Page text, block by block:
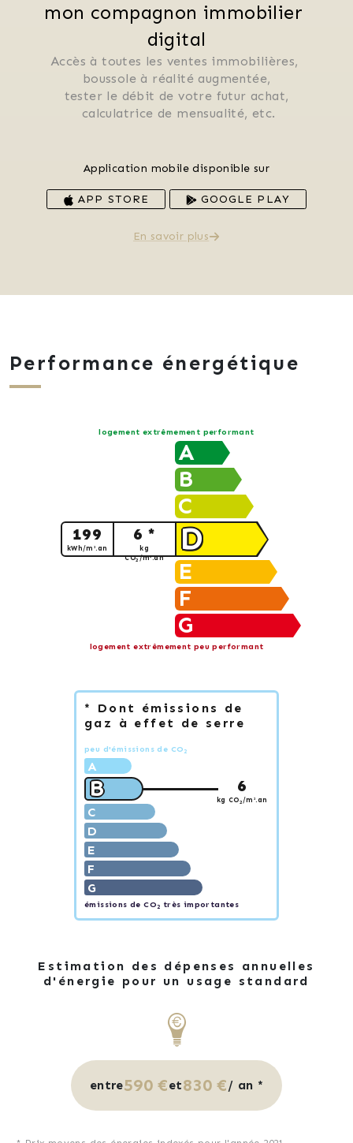
mon compagnon immobilier
digital
Accès à toutes les ventes immobilières,
boussole à réalité augmentée,
tester le débit de votre futur achat,
calculatrice de mensualité, etc.
Application mobile disponible sur
APP STORE GOOGLE PLAY
En savoir plus
Performance énergétique
logement extrêmement performant
A
B
C
D
199
kWh/m².an
6 *
kg
CO2/m².an
E
F
G
logement extrêmement peu performant
* Dont émissions de
gaz à effet de serre
peu d'émissions de CO 2
A
B 6
kg CO2/m².an
C
D
E
F
G
émissions de CO2 très importantes
Estimation des dépenses annuelles
d'énergie pour un usage standard
entre590 €et830 € / an *